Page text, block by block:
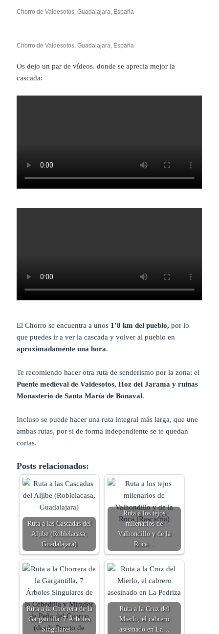
Chorro de Valdesotos, Guadalajara, España
Chorro de Valdesotos, Guadalajara, España
Os dejo un par de vídeos. donde se aprecia mejor la
cascada:
El Chorro se encuentra a unos 1’8 km del pueblo, por lo
que puedes ir a ver la cascada y volver al pueblo en
aproximadamente una hora.
Te recomiendo hacer otra ruta de senderismo por la zona: el
Puente medieval de Valdesotos, Hoz del Jarama y ruinas
Monasterio de Santa María de Bonaval.
Incluso se puede hacer una ruta integral más larga, que une
ambas rutas, por si de forma independiente se te quedan
cortas.
Posts relacionados:
Ruta a las Cascadas del
Aljibe (Roblelacasa,
Guadalajara)
Ruta a los tejos
milenarios de
Valhondillo y de la
Roca…
Ruta a la Chorrera de la
Gargantilla, 7 Árboles
Singulares…
Ruta a la Cruz del
Mierlo, el cabrero
asesinado en La…